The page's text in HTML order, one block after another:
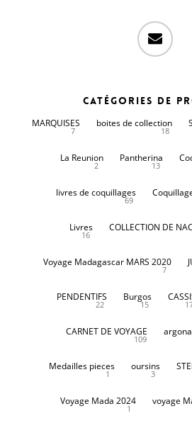
email
Catégories de
MARQUISES
7
boites de collection
18
La Reunion
2
Pantherina
13
livres de coquillages
69
Livres
16
COLLECTION DE
Voyage Madagascar MARS 2020
7
PENDENTIFS
22
Burgos
15
CARNET DE VOYAGE
109
Medailles pieces
1
oursins
3
Voyage Mada 2024
1
voyage